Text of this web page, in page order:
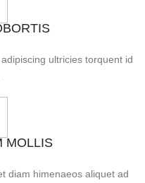
ultricies torquent id
MOLLIS
diam himenaeos aliquet ad